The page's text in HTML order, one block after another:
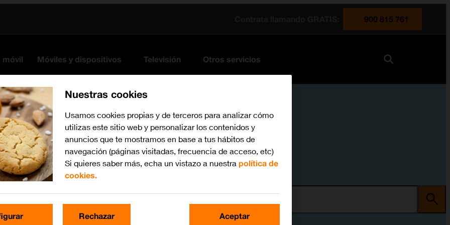
900 815 761
móvil Móviles y dispositivos Televisión Otros servicios
Nuestras cookies
Usamos cookies propias y de terceros para analizar cómo
utilizas este sitio web y personalizar los contenidos y
anuncios que te mostramos en base a tus hábitos de
navegación (páginas visitadas, frecuencia de acceso, etc)
Si quieres saber más, echa un vistazo a nuestra política de
cookies.
Rechazar Aceptar